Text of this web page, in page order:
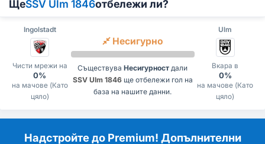
ЩеSSV Ulm 1846отбележи ли?
Ingolstadt Ulm
Чисти мрежи на
0%
на мачове (Като
цяло)
Несигурно
Съществува Несигурност дали
SSV Ulm 1846ще отбележи гол на
база на нашите данни.
Вкара в
0%
на мачове (Като
цяло)
Надстройте до Premium! Допълнителни